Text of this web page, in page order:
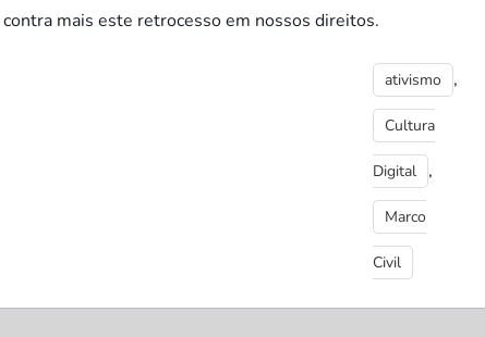
mais este retrocesso em nossos direitos.
ativismo ,
Cultura
Digital ,
Marco
Civil